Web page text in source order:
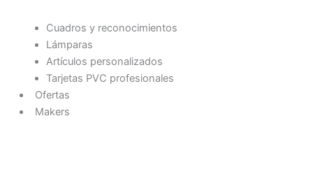
Cuadros y reconocimientos
Lámparas
Artículos personalizados
Tarjetas PVC profesionales
Ofertas
Makers